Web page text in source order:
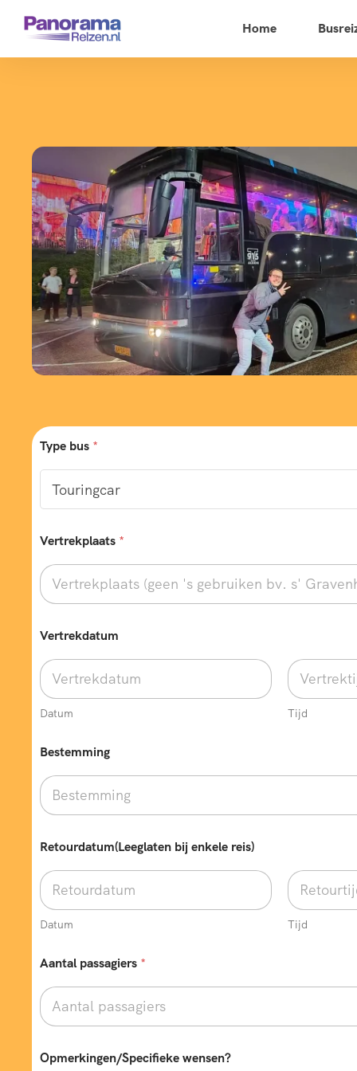
Home
Type bus *
Vertrekplaats *
Vertrekdatum
Datum Tijd
Bestemming
Retourdatum(Leeglaten bij enkele reis)
Datum Tijd
Aantal passagiers *
e
Opmerkingen/Specifieke wensen?